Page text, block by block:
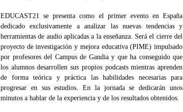
EDUCAST21 se presenta como el primer evento en España
dedicado exclusivamente a analizar las nuevas tendencias y
herramientas de audio aplicadas a la enseñanza. Será el cierre del
proyecto de investigación y mejora educativa (PIME) impulsado
por profesores del Campus de Gandia y que ha conseguido que
los alumnos desarrollen sus propios podcasts mientras aprenden
de forma teórica y práctica las habilidades necesarias para
progresar en sus estudios. En la jornada se dedicarán unos
minutos a hablar de la experiencia y de los resultados obtenidos.